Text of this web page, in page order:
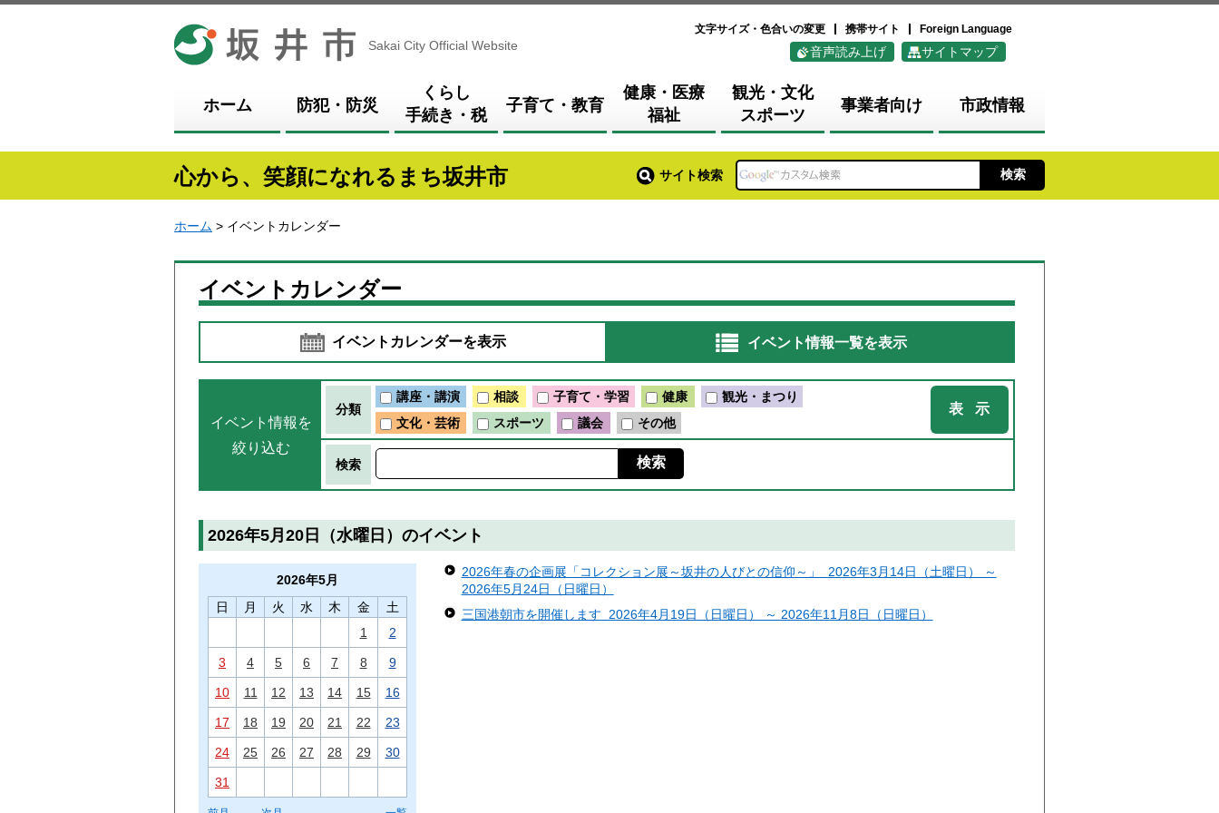
坂井市
Sakai City Official Website
文字サイズ・色合いの変更 携帯サイト Foreign Language
音声読み上げ サイトマップ
ホーム 防犯・防災
くらし
手続き・税
子育て・教育
健康・医療
福祉
観光・文化
スポーツ
事業者向け 市政情報
心から、笑顔になれるまち坂井市 サイト検索
ホーム > イベントカレンダー
イベントカレンダー
イベントカレンダーを表示 イベント情報一覧を表示
イベント情報を
絞り込む
分類
講座・講演 相談 子育て・学習 健康
観光・まつり
文化・芸術
スポーツ 議会 その他
検索
2026年5月20日（水曜日）のイベント
2026年5月
日
月 火 水 木 金
土
1
2
3 4 5 6 7 8 9
10 11 12 13 14 15 16
17 18 19 20 21 22 23
24 25 26 27 28 29 30
31
2026年春の企画展「コレクション展～坂井の人びとの信仰～」 2026年3月14日（土曜日） ～
2026年5月24日（日曜日）
三国港朝市を開催します 2026年4月19日（日曜日） ～ 2026年11月8日（日曜日）